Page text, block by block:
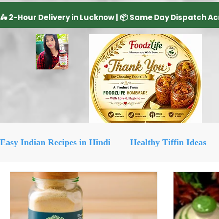
Easy Indian Recipes in Hindi Healthy Tiffin Ideas
Dairy Product सिरका रेसिपीज